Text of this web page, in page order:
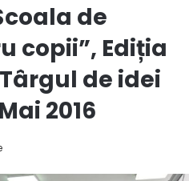
de
copii”, Ediția
de idei
2016